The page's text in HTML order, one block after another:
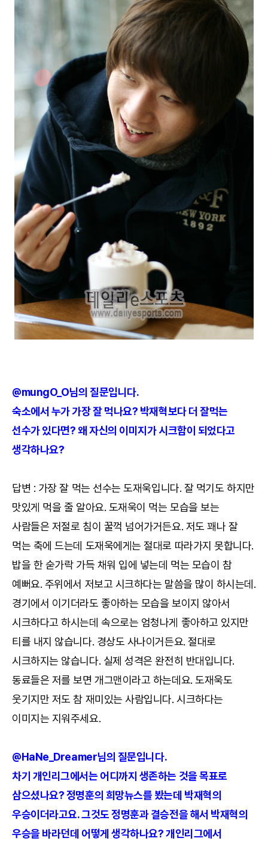
@mungO_O님의 질문입니다.
숙소에서 누가 가장 잘 먹나요? 박재혁보다 더 잘먹는
선수가 있다면? 왜 자신의 이미지가 시크함이 되었다고
생각하나요?
답변 : 가장 잘 먹는 선수는 도재욱입니다. 잘 먹기도 하지만
맛있게 먹을 줄 알아요. 도재욱이 먹는 모습을 보는
사람들은 저절로 침이 꿀꺽 넘어가거든요. 저도 꽤나 잘
먹는 축에 드는데 도재욱에게는 절대로 따라가지 못합니다.
밥을 한 숟가락 가득 채워 입에 넣는데 먹는 모습이 참
예뻐요. 주위에서 저보고 시크하다는 말씀을 많이 하시는데.
경기에서 이기더라도 좋아하는 모습을 보이지 않아서
시크하다고 하시는데 속으로는 엄청나게 좋아하고 있지만
티를 내지 않습니다. 경상도 사나이거든요. 절대로
시크하지는 않습니다. 실제 성격은 완전히 반대입니다.
동료들은 저를 보면 개그맨이라고 하는데요. 도재욱도
웃기지만 저도 참 재미있는 사람입니다. 시크하다는
이미지는 지워주세요.
@HaNe_Dreamer님의 질문입니다.
차기 개인리그에서는 어디까지 생존하는 것을 목표로
삼으셨나요? 정명훈의 희망뉴스를 봤는데 박재혁의
우승이더라고요. 그것도 정명훈과 결승전을 해서 박재혁의
우승을 바라던데 어떻게 생각하나요? 개인리그에서